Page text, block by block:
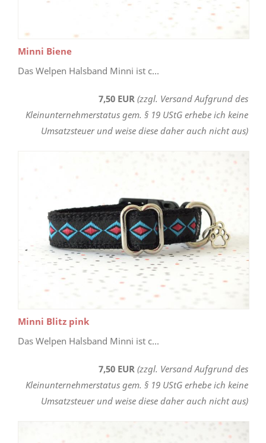
Minni Biene
Das Welpen Halsband Minni ist c...
7,50 EUR (zzgl. Versand Aufgrund des
Kleinunternehmerstatus gem. § 19 UStG erhebe ich keine
Umsatzsteuer und weise diese daher auch nicht aus)
Minni Blitz pink
Das Welpen Halsband Minni ist c...
7,50 EUR (zzgl. Versand Aufgrund des
Kleinunternehmerstatus gem. § 19 UStG erhebe ich keine
Umsatzsteuer und weise diese daher auch nicht aus)